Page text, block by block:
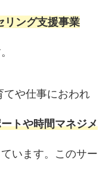
リング支援事業
や仕事におわれ
トや時間マネジメ
います。このサー